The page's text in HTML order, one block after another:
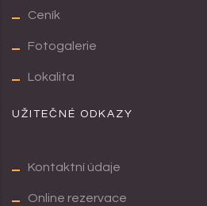
Ceník
Fotogalerie
Lokalita
UŽITEČNÉ ODKAZY
Kontaktní údaje
Online rezervace